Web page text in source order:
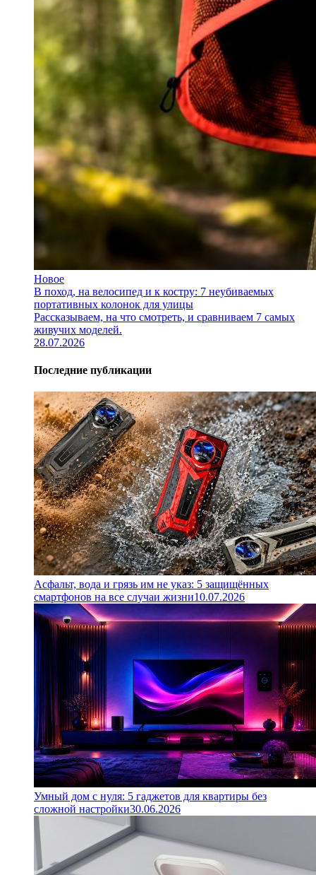
Новое
В поход, на велосипед и к костру: 7 неубиваемых
портативных колонок для улицы
Рассказываем, на что смотреть, и сравниваем 7 самых
живучих моделей.
28.07.2026
Последние публикации
Асфальт, вода и грязь им не указ: 5 защищённых
смартфонов на все случаи жизни10.07.2026
Умный дом с нуля: 5 гаджетов для квартиры без
сложной настройки30.06.2026